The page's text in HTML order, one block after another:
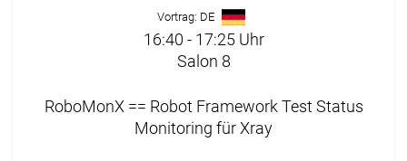
Vortrag: DE
16:40 - 17:25 Uhr
Salon 8
RoboMonX == Robot Framework Test Status
Monitoring für Xray